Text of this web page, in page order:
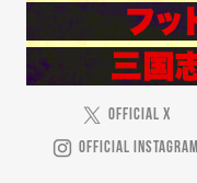
OFFICIAL X
OFFICIAL INSTAGRAM